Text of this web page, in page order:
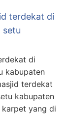
terdekat di
setu
di
kabupaten
terdekat
kabupaten
yang di